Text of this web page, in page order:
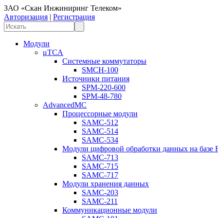
ЗАО «Скан Инжиниринг Телеком»
Авторизация | Регистрация
Модули
μTCA
Системные коммутаторы
SMCH-100
Источники питания
SPM-220-600
SPM-48-780
AdvancedMC
Процессорные модули
SAMC-512
SAMC-514
SAMC-534
Модули цифровой обработки данных на базе
SAMC-713
SAMC-715
SAMC-717
Модули хранения данных
SAMC-203
SAMC-211
Коммуникационные модули